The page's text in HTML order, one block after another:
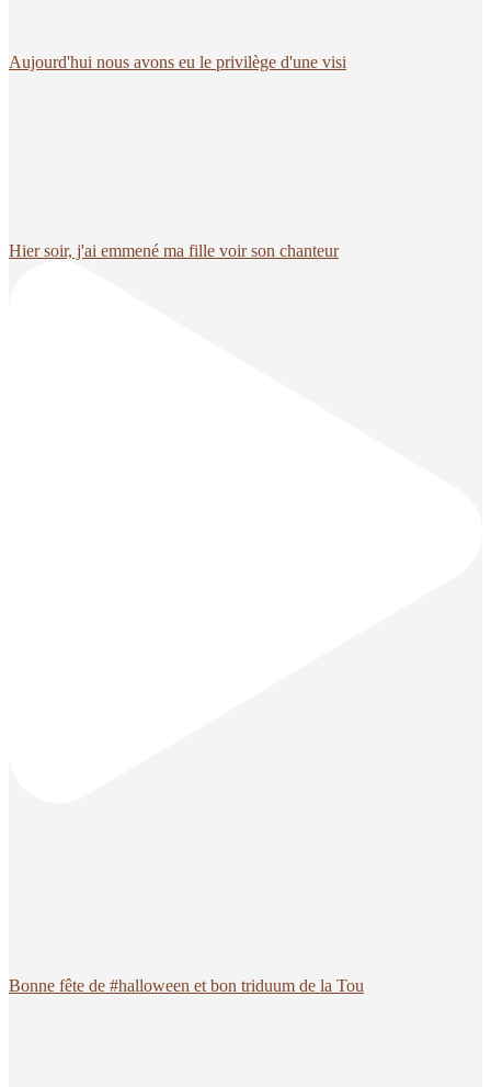
Aujourd'hui nous avons eu le privilège d'une visi
Hier soir, j'ai emmené ma fille voir son chanteur
Bonne fête de #halloween et bon triduum de la Tou